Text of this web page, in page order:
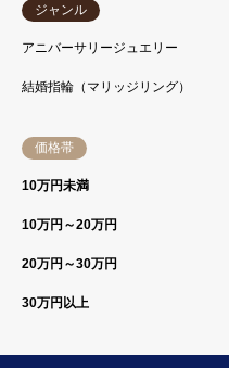
ジャンル
アニバーサリージュエリー
結婚指輪（マリッジリング）
価格帯
10万円未満
10万円～20万円
20万円～30万円
30万円以上